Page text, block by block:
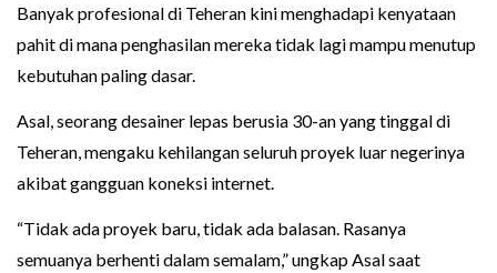
Banyak profesional di Teheran kini menghadapi kenyataan
pahit di mana penghasilan mereka tidak lagi mampu menutup
kebutuhan paling dasar.
Asal, seorang desainer lepas berusia 30-an yang tinggal di
Teheran, mengaku kehilangan seluruh proyek luar negerinya
akibat gangguan koneksi internet.
“Tidak ada proyek baru, tidak ada balasan. Rasanya
semuanya berhenti dalam semalam,” ungkap Asal saat